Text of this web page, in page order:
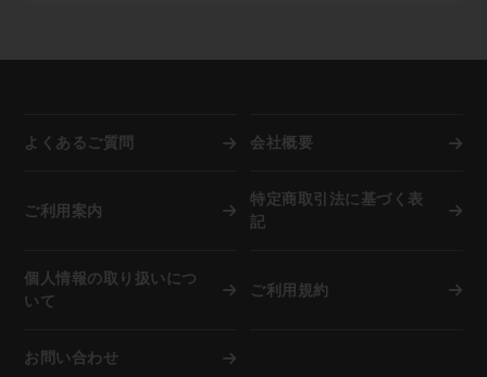
有無はメールにてお気軽にご相談ください。
します。（商品によっては納期が一週間以上かかる場合
弊社に在庫がない際は自動的にメーカーへ発注を行いま
すので、お客様都合での「注文後のキャンセル」は固く
より再入荷困難な場合は、別途ご確認のメールを差し上
げます。
す。購入前の商品確保や在庫確認は受け付けていませ
中身が違うことがありますが商品に問題はございませ
複数注文の際は商品が揃い次第、弊社物流センターより
お客さまご指定場所へ発送します。
中に、運送会社の送り状番号を記載します。
この送り状番号をインターネットで照会すると、現在、
よくあるご質問
会社概要
ご利用案内
特定商取引法に基づく表
記
個人情報の取り扱いにつ
いて
ご利用規約
お問い合わせ